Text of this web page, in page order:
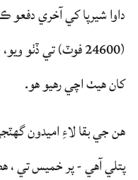
(24600 فوٽ) تي
کان هيٺ اچي رهيو هو.
هن جي بقا لاءِ اميدون
پتلي آهي - پر خميس تي ،